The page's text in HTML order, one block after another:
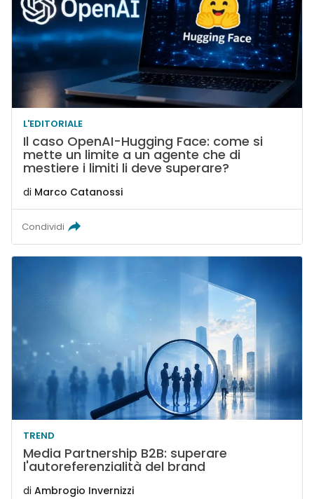
L'EDITORIALE
Il caso OpenAI-Hugging Face: come si
mette un limite a un agente che di
mestiere i limiti li deve superare?
di Marco Catanossi
Condividi
TREND
Media Partnership B2B: superare
l'autoreferenzialità del brand
di Ambrogio Invernizzi